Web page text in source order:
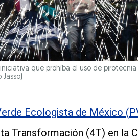
que prohíba el uso de
Jasso)
Ecologista de México
Transformación (4T) en la